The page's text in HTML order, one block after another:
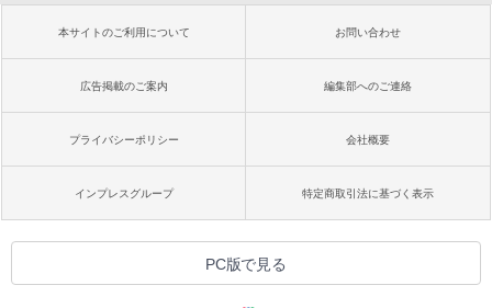
本サイトのご利用について お問い合わせ
広告掲載のご案内 編集部へのご連絡
プライバシーポリシー 会社概要
インプレスグループ 特定商取引法に基づく表示
PC版で見る